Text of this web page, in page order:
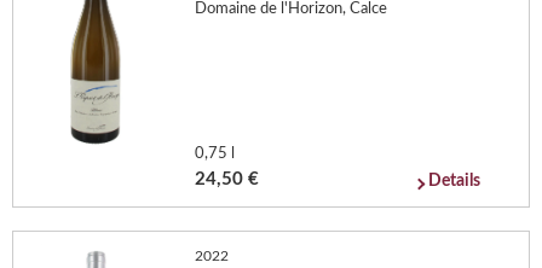
Domaine de l'Horizon, Calce
0,75 l
24,50 € Details
2022